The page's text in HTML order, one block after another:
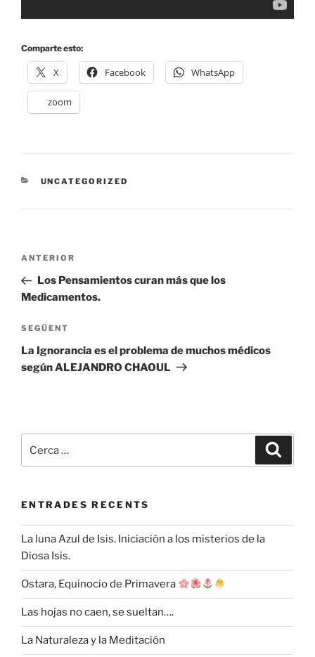
Comparte esto:
X Facebook WhatsApp
zoom
CATEGORIES
UNCATEGORIZED
Navegació
Entrada
anterior
ANTERIOR
Los Pensamientos curan más que los
Medicamentos.
Entrada
següent
SEGÜENT
La Ignorancia es el problema de muchos médicos
según ALEJANDRO CHAOUL
ENTRADES RECENTS
La luna Azul de Isis. Iniciación a los misterios de la
Diosa Isis.
Ostara, Equinocio de Primavera
Las hojas no caen, se sueltan….
La Naturaleza y la Meditación